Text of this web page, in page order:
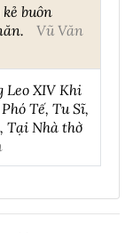
buôn
Vũ Văn
Leo XIV Khi
Tế, Tu Sĩ,
Tại Nhà thờ